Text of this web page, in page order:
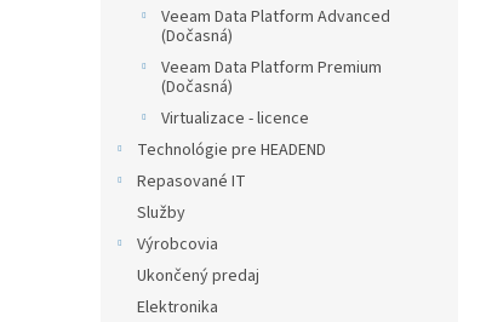
Veeam Data Platform Advanced
(Dočasná)
Veeam Data Platform Premium
(Dočasná)
Virtualizace - licence
Technológie pre HEADEND
Repasované IT
Služby
Výrobcovia
Ukončený predaj
Elektronika